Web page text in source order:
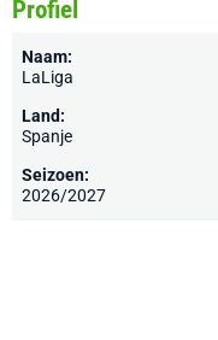
Profiel
Naam:
LaLiga
Land:
Spanje
Seizoen:
2026/2027